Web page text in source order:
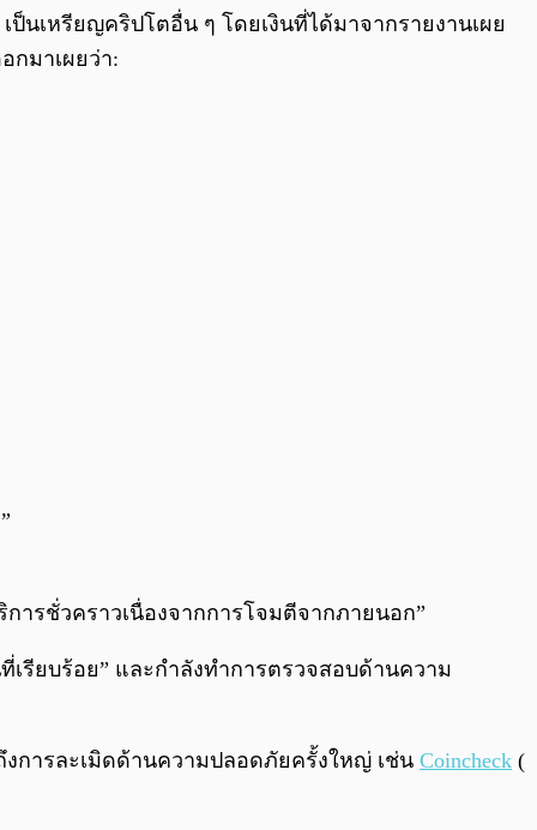
นเหรียญคริปโตอื่น ๆ โดยเงินที่ได้มาจากรายงานเผย
กมาเผยว่า:
ารชั่วคราวเนื่องจากการโจมตีจากภายนอก”
เรียบร้อย” และกำลังทำการตรวจสอบด้านความ
การละเมิดด้านความปลอดภัยครั้งใหญ่ เช่น Coincheck (